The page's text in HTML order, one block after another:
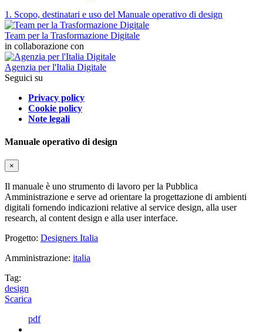
1. Scopo, destinatari e uso del Manuale operativo di design
Team per la Trasformazione Digitale
in collaborazione con
Agenzia per l'Italia Digitale
Seguici su
Privacy policy
Cookie policy
Note legali
Manuale operativo di design
×
Il manuale è uno strumento di lavoro per la Pubblica
Amministrazione e serve ad orientare la progettazione di ambienti
digitali fornendo indicazioni relative al service design, alla user
research, al content design e alla user interface.
Progetto: Designers Italia
Amministrazione: italia
Tag:
design
Scarica
pdf